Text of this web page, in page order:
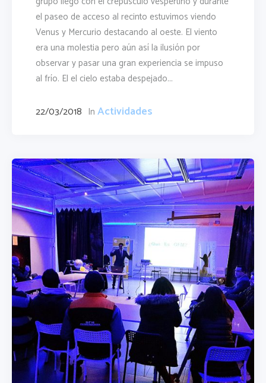
el paseo de acceso al recinto estuvimos viendo
Venus y Mercurio destacando al oeste. El viento
era una molestia pero aún así la ilusión por
observar y pasar una gran experiencia se impuso
al frío. El el cielo estaba despejado...
22/03/2018 In Actividades